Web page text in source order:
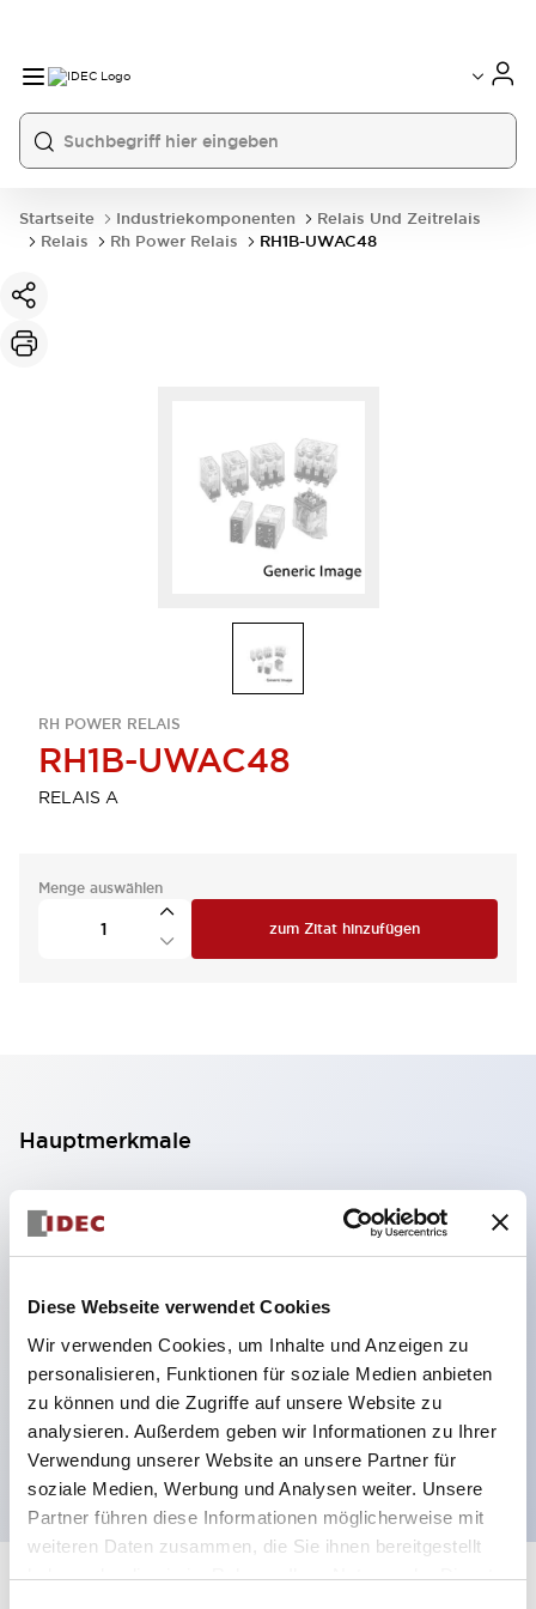
Diese Webseite verwendet Cookies
Wir verwenden Cookies, um Inhalte und Anzeigen zu
personalisieren, Funktionen für soziale Medien anbieten
zu können und die Zugriffe auf unsere Website zu
analysieren. Außerdem geben wir Informationen zu Ihrer
Verwendung unserer Website an unsere Partner für
soziale Medien, Werbung und Analysen weiter. Unsere
Partner führen diese Informationen möglicherweise mit
weiteren Daten zusammen, die Sie ihnen bereitgestellt
haben oder die sie im Rahmen Ihrer Nutzung der Dienste
Startseite Industriekomponenten
Relais Und Zeitrelais
Relais
Rh Power Relais RH1B-UWAC48
RH POWER RELAIS
RH1B-UWAC48
RELAIS A
Menge auswählen
zum Zitat hinzufügen
Hauptmerkmale
SPDT, DPDT, 3PDT oder 4PDT AgCdO-Kontakte
Auswahl zwischen Steck- oder
Leiterplattenterminals
Optionen umfassen Kontrollleuchte und Prüftaste
Montageoptionen umfassen Top-Montage, DIN-
Fassung oder Frontplattenfassung